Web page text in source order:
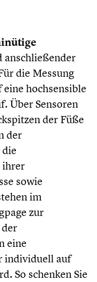
anschließender
die Messung
hochsensible
Über Sensoren
der Füße
der
ihrer
sowie
im
zur
eine
individuell auf
So schenken Sie